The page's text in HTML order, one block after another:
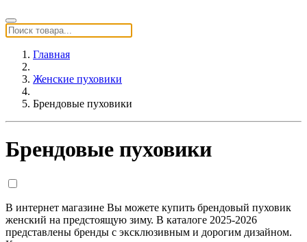
Главная
Женские пуховики
Брендовые пуховики
Брендовые пуховики
В интернет магазине Вы можете купить брендовый пуховик
женский на предстоящую зиму. В каталоге 2025-2026
представлены бренды с эксклюзивным и дорогим дизайном.